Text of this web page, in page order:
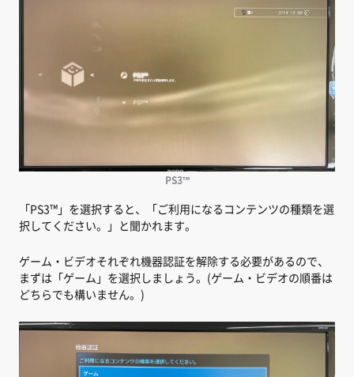
PS3™
「PS3™」を選択すると、「ご利用になるコンテンツの種類を選
択してください。」と聞かれます。
ゲーム・ビデオそれぞれ機器認証を解除する必要があるので、
まずは「ゲーム」を選択しましょう。(ゲーム・ビデオの順番は
どちらでも構いません。)